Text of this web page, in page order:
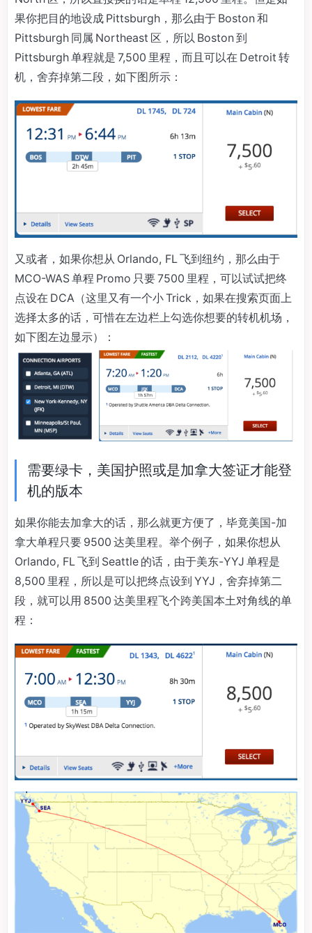
果你把目的地设成 Pittsburgh，那么由于 Boston 和
Pittsburgh 同属 Northeast 区，所以 Boston 到
Pittsburgh 单程就是 7,500 里程，而且可以在 Detroit 转
机，舍弃掉第二段，如下图所示：
又或者，如果你想从 Orlando, FL 飞到纽约，那么由于
MCO-WAS 单程 Promo 只要 7500 里程，可以试试把终
点设在 DCA（这里又有一个小 Trick，如果在搜索页面上
选择太多的话，可惜在左边栏上勾选你想要的转机机场，
如下图左边显示）：
需要绿卡，美国护照或是加拿大签证才能登
机的版本
如果你能去加拿大的话，那么就更方便了，毕竟美国-加
拿大单程只要 9500 达美里程。举个例子，如果你想从
Orlando, FL 飞到 Seattle 的话，由于美东-YYJ 单程是
8,500 里程，所以是可以把终点设到 YYJ，舍弃掉第二
段，就可以用 8500 达美里程飞个跨美国本土对角线的单
程：